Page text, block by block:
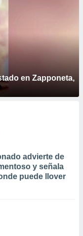
en Zapponeta,
advierte de
y señala
puede llover